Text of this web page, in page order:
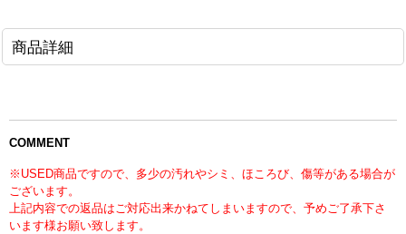
商品詳細
COMMENT
※USED商品ですので、多少の汚れやシミ、ほころび、傷等がある場合が
ございます。
上記内容での返品はご対応出来かねてしまいますので、予めご了承下さ
います様お願い致します。